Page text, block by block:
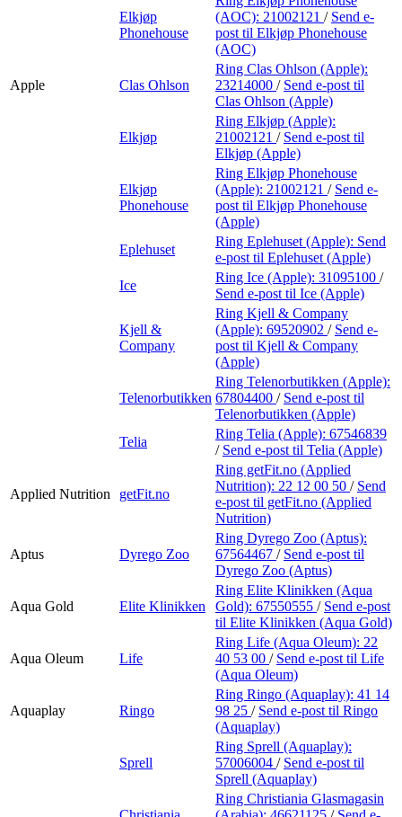
Elkjøp
Phonehouse
(AOC): 21002121 / Send e-
post til Elkjøp Phonehouse
(AOC)
Apple Clas Ohlson
Ring Clas Ohlson (Apple):
23214000 / Send e-post til
Clas Ohlson (Apple)
Elkjøp
Ring Elkjøp (Apple):
21002121 / Send e-post til
Elkjøp (Apple)
Elkjøp
Phonehouse
Ring Elkjøp Phonehouse
(Apple): 21002121 / Send e-
post til Elkjøp Phonehouse
(Apple)
Eplehuset
Ring Eplehuset (Apple): Send
e-post til Eplehuset (Apple)
Ice
Ring Ice (Apple): 31095100 /
Send e-post til Ice (Apple)
Kjell &
Company
Ring Kjell & Company
(Apple): 69520902 / Send e-
post til Kjell & Company
(Apple)
Telenorbutikken
Ring Telenorbutikken (Apple):
67804400 / Send e-post til
Telenorbutikken (Apple)
Telia
Ring Telia (Apple): 67546839
/ Send e-post til Telia (Apple)
Applied Nutrition getFit.no
Ring getFit.no (Applied
Nutrition): 22 12 00 50 / Send
e-post til getFit.no (Applied
Nutrition)
Aptus Dyrego Zoo
Ring Dyrego Zoo (Aptus):
67564467 / Send e-post til
Dyrego Zoo (Aptus)
Aqua Gold Elite Klinikken
Ring Elite Klinikken (Aqua
Gold): 67550555 / Send e-post
til Elite Klinikken (Aqua Gold)
Aqua Oleum Life
Ring Life (Aqua Oleum): 22
40 53 00 / Send e-post til Life
(Aqua Oleum)
Aquaplay Ringo
Ring Ringo (Aquaplay): 41 14
98 25 / Send e-post til Ringo
(Aquaplay)
Sprell
Ring Sprell (Aquaplay):
57006004 / Send e-post til
Sprell (Aquaplay)
Ring Christiania Glasmagasin